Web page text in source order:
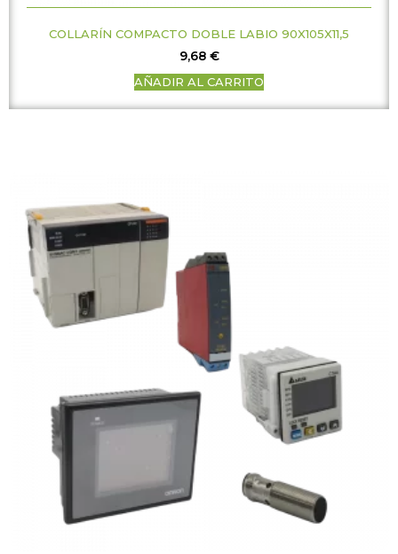
COLLARÍN COMPACTO DOBLE LABIO 90X105X11,5
9,68 €
AÑADIR AL CARRITO